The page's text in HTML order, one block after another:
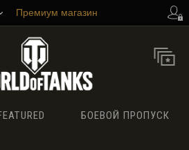
Премиум магазин
Центр поддержки
БОЕВОЙ ПРОПУСК